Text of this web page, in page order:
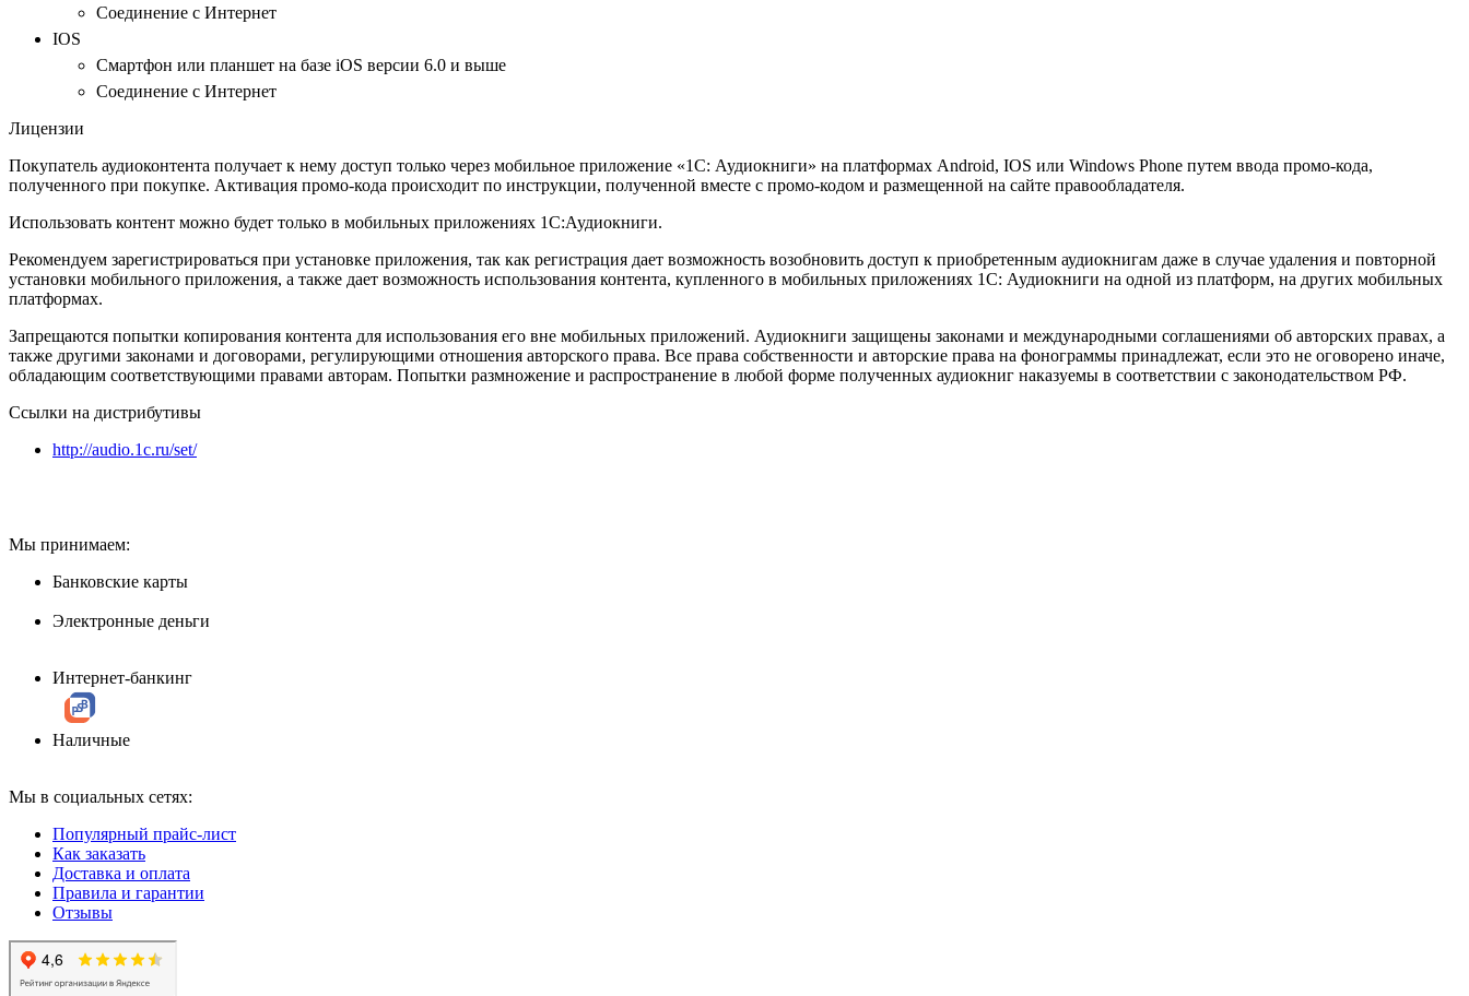
Соединение с Интернет
IOS
Смартфон или планшет на базе iOS версии 6.0 и выше
Соединение с Интернет
Лицензии
Покупатель аудиоконтента получает к нему доступ только через мобильное приложение «1С: Аудиокниги» на платформах Android, IOS или Windows Phone путем ввода промо-кода,
полученного при покупке. Активация промо-кода происходит по инструкции, полученной вместе с промо-кодом и размещенной на сайте правообладателя.
Использовать контент можно будет только в мобильных приложениях 1С:Аудиокниги.
Рекомендуем зарегистрироваться при установке приложения, так как регистрация дает возможность возобновить доступ к приобретенным аудиокнигам даже в случае удаления и повторной
установки мобильного приложения, а также дает возможность использования контента, купленного в мобильных приложениях 1С: Аудиокниги на одной из платформ, на других мобильных
платформах.
Запрещаются попытки копирования контента для использования его вне мобильных приложений. Аудиокниги защищены законами и международными соглашениями об авторских правах, а
также другими законами и договорами, регулирующими отношения авторского права. Все права собственности и авторские права на фонограммы принадлежат, если это не оговорено иначе,
обладающим соответствующими правами авторам. Попытки размножение и распространение в любой форме полученных аудиокниг наказуемы в соответствии с законодательством РФ.
Ссылки на дистрибутивы
http://audio.1c.ru/set/
Мы принимаем:
Банковские карты
Электронные деньги
Интернет-банкинг
Наличные
Мы в социальных сетях:
Популярный прайс-лист
Как заказать
Доставка и оплата
Правила и гарантии
Отзывы